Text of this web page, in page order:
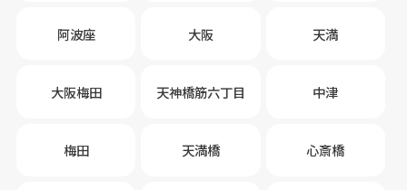
阿波座 大阪 天満
大阪梅田 天神橋筋六丁目 中津
梅田 天満橋 心斎橋